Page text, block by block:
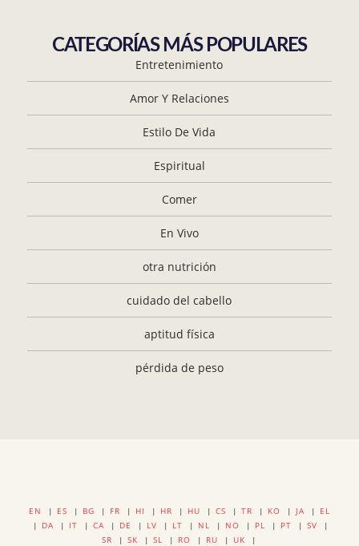
CATEGORÍAS MÁS POPULARES
Entretenimiento
Amor Y Relaciones
Estilo De Vida
Espiritual
Comer
En Vivo
otra nutrición
cuidado del cabello
aptitud física
pérdida de peso
EN | ES | BG | FR | HI | HR | HU | CS | TR | KO | JA | EL
| DA | IT | CA | DE | LV | LT | NL | NO | PL | PT | SV |
SR | SK | SL | RO | RU | UK |